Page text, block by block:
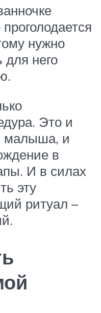
нужно
для него
Это и
малыша, и
в
И в силах
эту
ритуал –